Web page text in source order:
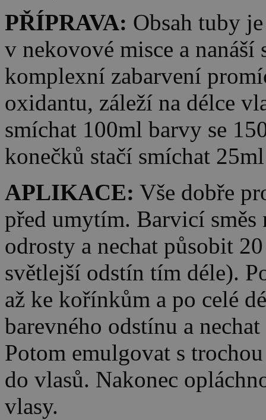
PŘÍPRAVA: Obsah tuby
v nekovové misce a nanáší
komplexní zabarvení
oxidantu, záleží na délce
smíchat 100ml barvy se
konečků stačí smíchat
APLIKACE: Vše dobře
před umytím. Barvicí
odrosty a nechat působit
světlejší odstín tím déle).
až ke kořínkům a po celé
barevného odstínu a
Potom emulgovat s
do vlasů. Nakonec
vlasy.